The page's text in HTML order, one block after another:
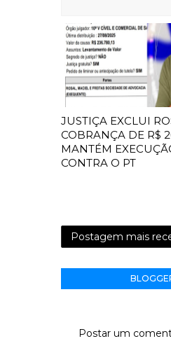
JUSTIÇA EXCLUI
COBRANÇA DE R$
MANTÉM
CONTRA O PT
Postagem mais
Postar um